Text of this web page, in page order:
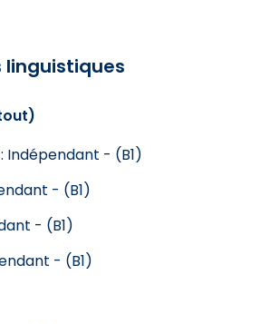
Indépendant - (B1)
- (B1)
- (B1)
- (B1)